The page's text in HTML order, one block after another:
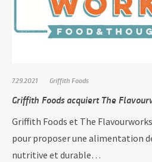
7.29.2021 Griffith Foods
Griffith Foods acquiert The
Griffith Foods et The
pour proposer une alimentation
nutritive et durable…